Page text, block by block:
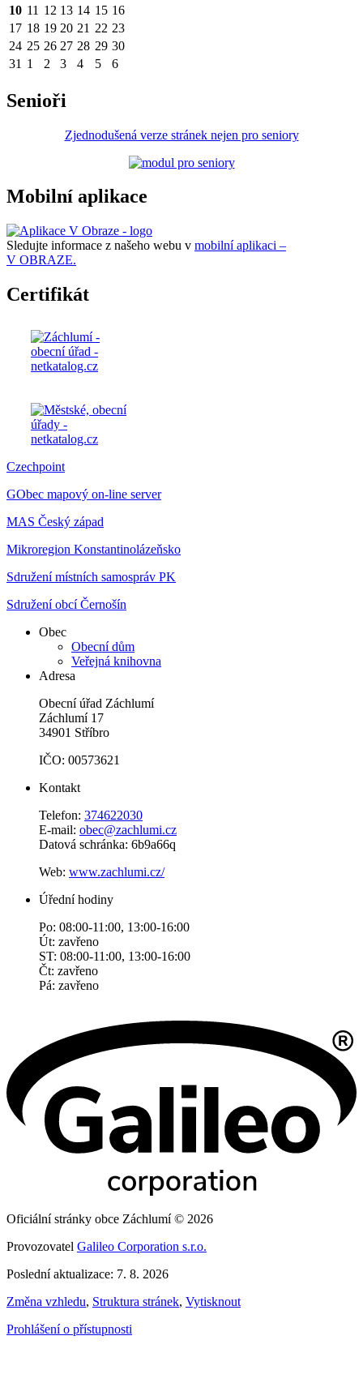
10 11 12 13 14 15 16
17 18 19 20 21 22 23
24 25 26 27 28 29 30
31 1 2 3 4 5 6
Senioři
Zjednodušená verze stránek nejen pro seniory
Mobilní aplikace
Sledujte informace z našeho webu v mobilní aplikaci –
V OBRAZE.
Certifikát
Czechpoint
GObec mapový on-line server
MAS Český západ
Mikroregion Konstantinolázeňsko
Sdružení místních samospráv PK
Sdružení obcí Černošín
Obec
Obecní dům
Veřejná knihovna
Adresa
Obecní úřad Záchlumí
Záchlumí 17
34901 Stříbro
IČO: 00573621
Kontakt
Telefon: 374622030
E-mail: obec@zachlumi.cz
Datová schránka: 6b9a66q
Web: www.zachlumi.cz/
Úřední hodiny
Po: 08:00-11:00, 13:00-16:00
Út: zavřeno
ST: 08:00-11:00, 13:00-16:00
Čt: zavřeno
Pá: zavřeno
Oficiální stránky obce Záchlumí © 2026
Provozovatel Galileo Corporation s.r.o.
Poslední aktualizace: 7. 8. 2026
Změna vzhledu, Struktura stránek, Vytisknout
Prohlášení o přístupnosti